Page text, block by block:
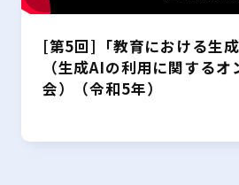
[第5回]「教育における生成
（生成AIの利用に関する
会）（令和5年）